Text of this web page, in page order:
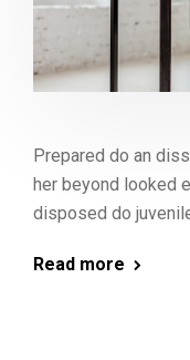
Prepared do an
her beyond looked
disposed do
Read more